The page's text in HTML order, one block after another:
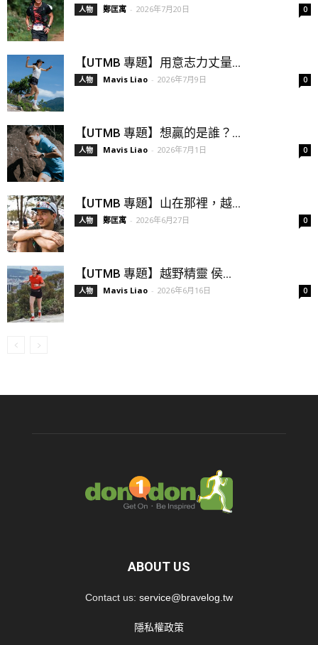
人物 鄭匡寓 - 2026年7月20日 0
【UTMB 專題】用意志力丈量...
人物 Mavis Liao - 2026年7月9日 0
【UTMB 專題】想贏的是誰？...
人物 Mavis Liao - 2026年7月1日 0
【UTMB 專題】山在那裡，越...
人物 鄭匡寓 - 2026年6月27日 0
【UTMB 專題】越野精靈 侯...
人物 Mavis Liao - 2026年6月16日 0
ABOUT US
Contact us: service@bravelog.tw
隱私權政策